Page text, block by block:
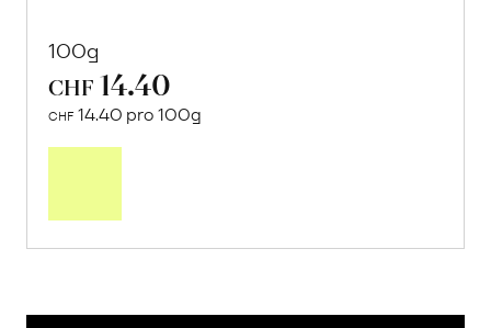
100g
CHF 14.40
CHF 14.40 pro 100g